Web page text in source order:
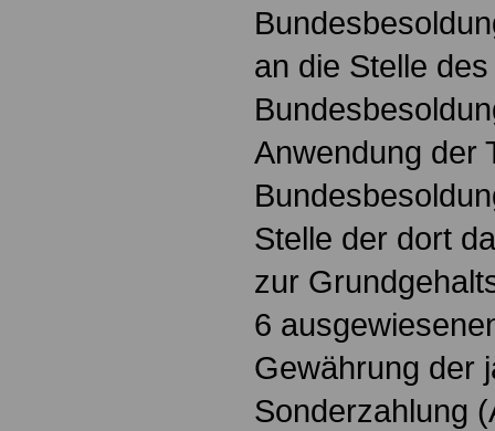
an die Stelle
Anwendung der
Stelle der dort
zur
6
Gewährung der
Sonderzahlung